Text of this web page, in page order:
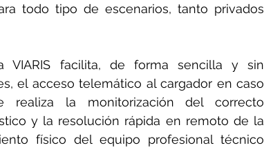
todo tipo de escenarios, tanto privados
VIARIS facilita, de forma sencilla y sin
el acceso telemático al cargador en caso
la monitorización del correcto
y la resolución rápida en remoto de la
físico del equipo profesional técnico